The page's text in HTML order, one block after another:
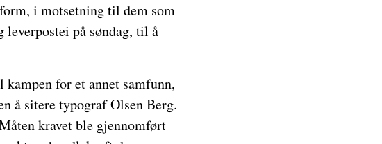
i motsetning til dem som
på søndag, til å
for et annet samfunn,
å sitere typograf Olsen Berg.
kravet ble gjennomført